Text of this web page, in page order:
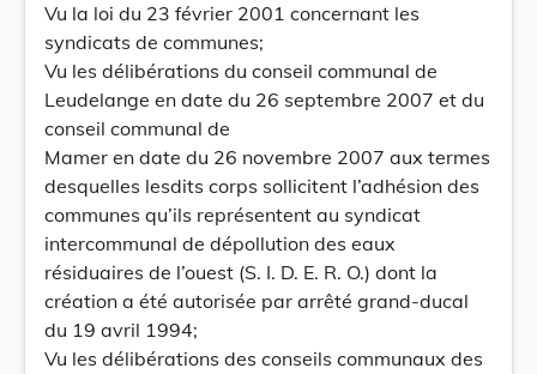
Vu la loi du 23 février 2001 concernant les
syndicats de communes;
Vu les délibérations du conseil communal de
Leudelange en date du 26 septembre 2007 et du
conseil communal de
Mamer en date du 26 novembre 2007 aux termes
desquelles lesdits corps sollicitent l’adhésion des
communes qu’ils représentent au syndicat
intercommunal de dépollution des eaux
résiduaires de l’ouest (S. I. D. E. R. O.) dont la
création a été autorisée par arrêté grand-ducal
du 19 avril 1994;
Vu les délibérations des conseils communaux des